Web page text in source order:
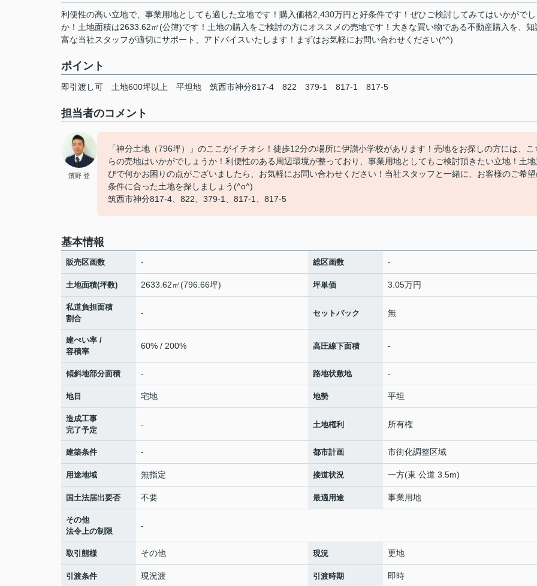
利便性の高い立地で、事業用地としても適した立地です！購入価格2,430万円と好条件です！ぜひご検討してみてはいかがで
か！土地面積は2633.62㎡(公簿)です！土地の購入をご検討の方にオススメの売地です！大きな買い物である不動産購入を、知
富な当社スタッフが適切にサポート、アドバイスいたします！まずはお気軽にお問い合わせください(^^)
ポイント
即引渡し可 土地600坪以上 平坦地 筑西市神分817-4 822 379-1 817-1 817-5
担当者のコメント
濱野 登
「神分土地（796坪）」のここがイチオシ！徒歩12分の場所に伊讃小学校があります！売地をお探しの方には、こ
らの売地はいかがでしょうか！利便性のある周辺環境が整っており、事業用地としてもご検討頂きたい立地！土
びで何かお困りの点がございましたら、お気軽にお問い合わせください！当社スタッフと一緒に、お客様のご希
条件に合った土地を探しましょう(^o^)
筑西市神分817-4、822、379-1、817-1、817-5
基本情報
販売区画数 - 総区画数 -
土地面積(坪数) 2633.62㎡(796.66坪) 坪単価 3.05万円
私道負担面積
割合
- セットバック 無
建ぺい率 /
容積率
60% / 200% 高圧線下面積 -
傾斜地部分面積 - 路地状敷地 -
地目 宅地 地勢 平坦
造成工事
完了予定
- 土地権利 所有権
建築条件 - 都市計画 市街化調整区域
用途地域 無指定 接道状況 一方(東 公道 3.5m)
国土法届出要否 不要 最適用途 事業用地
その他
法令上の制限
-
取引態様 その他 現況 更地
引渡条件 現況渡 引渡時期 即時